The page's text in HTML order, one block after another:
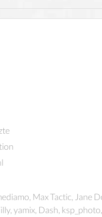
Max Tactic, Jane
yamix, Dash, ksp_photo,